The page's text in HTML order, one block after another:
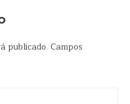
publicado. Campos